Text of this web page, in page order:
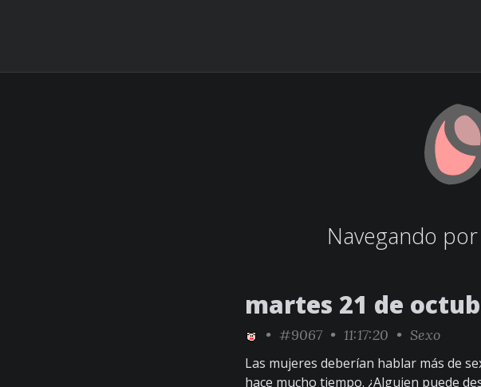
Navegando
martes 21 de
• #9067 • 11:17:20 • Sexo
Las mujeres deberían hablar más de
hace mucho tiempo. ¿Alguien puede